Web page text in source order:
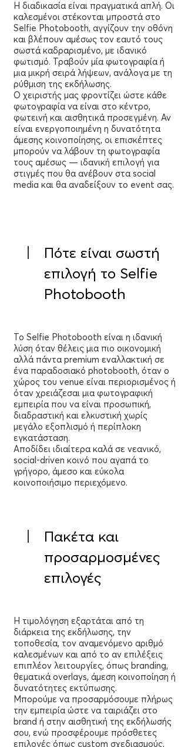
Η διαδικασία είναι πραγματικά απλή. Οι
καλεσμένοι στέκονται μπροστά στο
Selfie Photobooth, αγγίζουν την οθόνη
και βλέπουν αμέσως τον εαυτό τους
σωστά καδραρισμένο, με ιδανικό
φωτισμό. Τραβούν μία φωτογραφία ή
μια μικρή σειρά λήψεων, ανάλογα με τη
ρύθμιση της εκδήλωσης.
Ο χειριστής μας φροντίζει ώστε κάθε
φωτογραφία να είναι στο κέντρο,
φωτεινή και αισθητικά προσεγμένη. Αν
είναι ενεργοποιημένη η δυνατότητα
άμεσης κοινοποίησης, οι επισκέπτες
μπορούν να λάβουν τη φωτογραφία
τους αμέσως — ιδανική επιλογή για
στιγμές που θα ανέβουν στα social
media και θα αναδείξουν το event σας.
Πότε είναι σωστή
επιλογή το Selfie
Photobooth
Το Selfie Photobooth είναι η ιδανική
λύση όταν θέλεις μια πιο οικονομική
αλλά πάντα premium εναλλακτική σε
ένα παραδοσιακό photobooth, όταν ο
χώρος του venue είναι περιορισμένος ή
όταν χρειάζεσαι μια φωτογραφική
εμπειρία που να είναι προσωπική,
διαδραστική και ελκυστική χωρίς
μεγάλο εξοπλισμό ή περίπλοκη
εγκατάσταση.
Αποδίδει ιδιαίτερα καλά σε νεανικό,
social-driven κοινό που αγαπά το
γρήγορο, άμεσο και εύκολα
κοινοποιήσιμο περιεχόμενο.
Πακέτα και
προσαρμοσμένες
επιλογές
Η τιμολόγηση εξαρτάται από τη
διάρκεια της εκδήλωσης, την
τοποθεσία, τον αναμενόμενο αριθμό
καλεσμένων και από το αν επιλέξεις
επιπλέον λειτουργίες, όπως branding,
θεματικά overlays, άμεση κοινοποίηση ή
δυνατότητες εκτύπωσης.
Μπορούμε να προσαρμόσουμε πλήρως
την εμπειρία ώστε να ταιριάζει στο
brand ή στην αισθητική της εκδήλωσής
σου, ενώ προσφέρουμε πρόσθετες
επιλογές όπως custom σχεδιασμούς,